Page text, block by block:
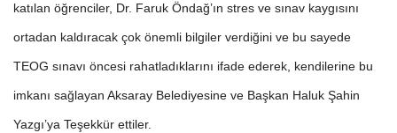
katılan öğrenciler, Dr. Faruk Öndağ’ın stres ve sınav kaygısını
ortadan kaldıracak çok önemli bilgiler verdiğini ve bu sayede
TEOG sınavı öncesi rahatladıklarını ifade ederek, kendilerine bu
imkanı sağlayan Aksaray Belediyesine ve Başkan Haluk Şahin
Yazgı’ya Teşekkür ettiler.